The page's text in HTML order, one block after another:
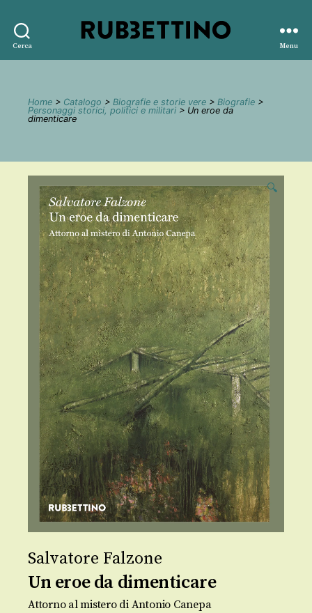
Cerca
editore
Menu
Home > Catalogo > Biografie e storie vere > Biografie >
Personaggi storici, politici e militari > Un eroe da
dimenticare
🔍
Salvatore Falzone
Un eroe da dimenticare
Attorno al mistero di Antonio Canepa